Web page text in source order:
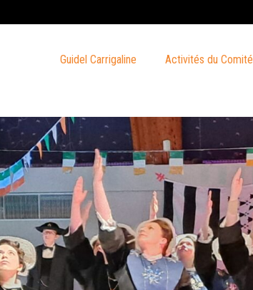
Guidel Carrigaline Activités du Comité